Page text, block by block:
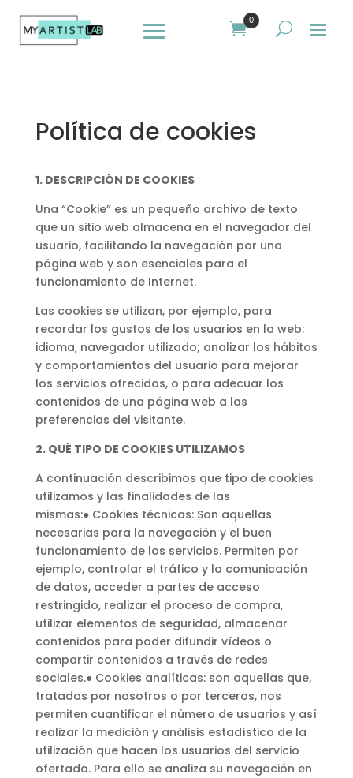
0
Política de cookies
1. DESCRIPCIÓN DE COOKIES
Una “Cookie” es un pequeño archivo de texto
que un sitio web almacena en el navegador del
usuario, facilitando la navegación por una
página web y son esenciales para el
funcionamiento de Internet.
Las cookies se utilizan, por ejemplo, para
recordar los gustos de los usuarios en la web:
idioma, navegador utilizado; analizar los hábitos
y comportamientos del usuario para mejorar
los servicios ofrecidos, o para adecuar los
contenidos de una página web a las
preferencias del visitante.
2. QUÉ TIPO DE COOKIES UTILIZAMOS
A continuación describimos que tipo de cookies
utilizamos y las finalidades de las
mismas:● Cookies técnicas: Son aquellas
necesarias para la navegación y el buen
funcionamiento de los servicios. Permiten por
ejemplo, controlar el tráfico y la comunicación
de datos, acceder a partes de acceso
restringido, realizar el proceso de compra,
utilizar elementos de seguridad, almacenar
contenidos para poder difundir vídeos o
compartir contenidos a través de redes
sociales.● Cookies analíticas: son aquellas que,
tratadas por nosotros o por terceros, nos
permiten cuantificar el número de usuarios y así
realizar la medición y análisis estadístico de la
utilización que hacen los usuarios del servicio
ofertado. Para ello se analiza su navegación en